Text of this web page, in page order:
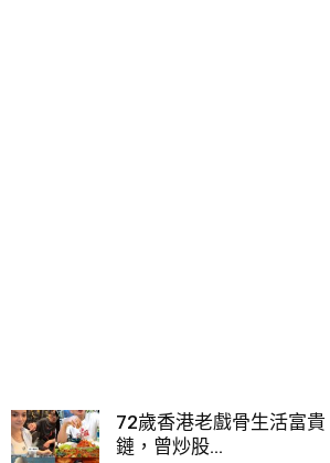
72歲香港老戲骨生活富
鏈，曾炒股...